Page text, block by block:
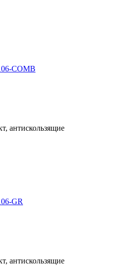
COMB
антискользящие
GR
антискользящие